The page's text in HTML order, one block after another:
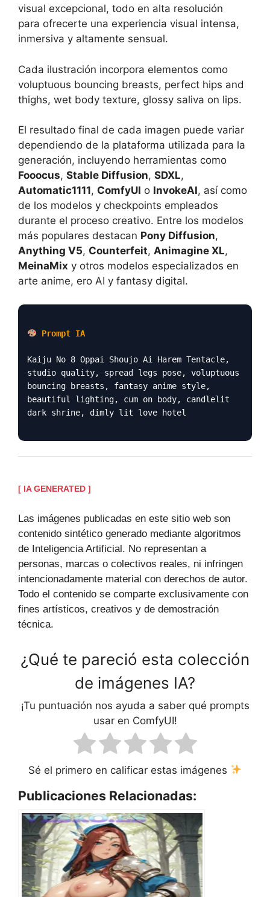
visual excepcional, todo en alta resolución
para ofrecerte una experiencia visual intensa,
inmersiva y altamente sensual.
Cada ilustración incorpora elementos como
voluptuous bouncing breasts, perfect hips and
thighs, wet body texture, glossy saliva on lips.
El resultado final de cada imagen puede variar
dependiendo de la plataforma utilizada para la
generación, incluyendo herramientas como
Fooocus, Stable Diffusion, SDXL,
Automatic1111, ComfyUI o InvokeAI, así como
de los modelos y checkpoints empleados
durante el proceso creativo. Entre los modelos
más populares destacan Pony Diffusion,
Anything V5, Counterfeit, Animagine XL,
MeinaMix y otros modelos especializados en
arte anime, ero AI y fantasy digital.
Prompt IA
Kaiju No 8 Oppai Shoujo Ai Harem Tentacle,
studio quality, spread legs pose, voluptuous
bouncing breasts, fantasy anime style,
beautiful lighting, cum on body, candlelit
dark shrine, dimly lit love hotel
[ IA GENERATED ]
Las imágenes publicadas en este sitio web son
contenido sintético generado mediante algoritmos
de Inteligencia Artificial. No representan a
personas, marcas o colectivos reales, ni infringen
intencionadamente material con derechos de autor.
Todo el contenido se comparte exclusivamente con
fines artísticos, creativos y de demostración
técnica.
¿Qué te pareció esta colección
de imágenes IA?
¡Tu puntuación nos ayuda a saber qué prompts
usar en ComfyUI!
Sé el primero en calificar estas imágenes
Publicaciones Relacionadas: